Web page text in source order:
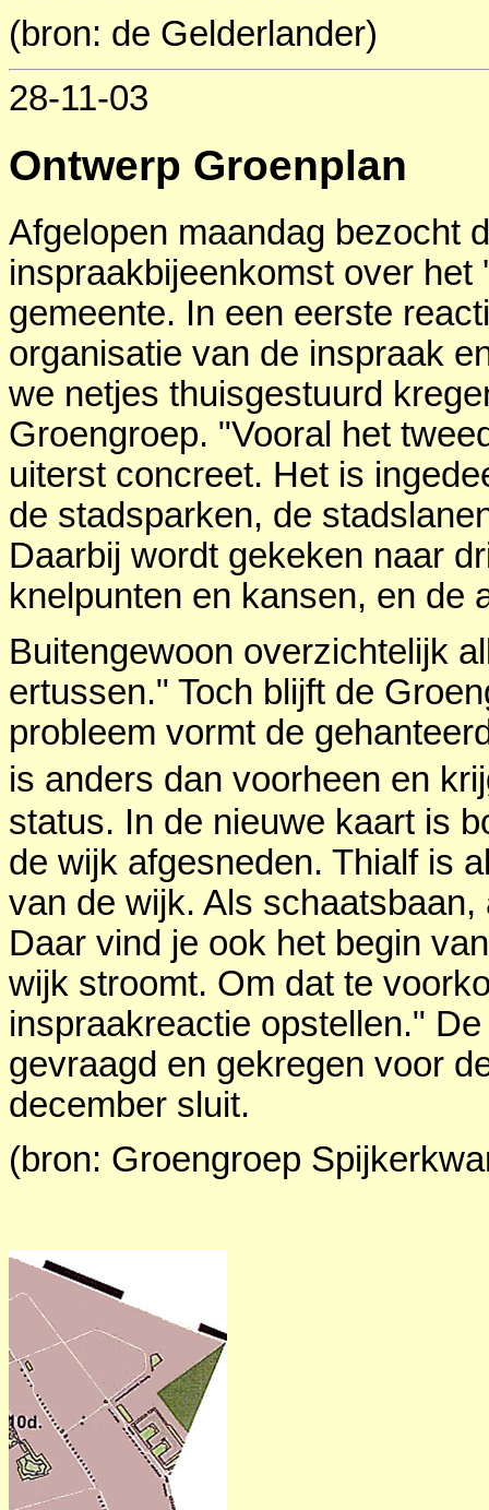
(bron: de Gelderlander)
28-11-03
Ontwerp Groenplan
Afgelopen maandag bezocht
inspraakbijeenkomst over
gemeente. In een eerste
organisatie van de inspraak
we netjes thuisgestuurd
Groengroep. "Vooral het
uiterst concreet. Het is
de stadsparken, de
Daarbij wordt gekeken naar
knelpunten en kansen, en de
Buitengewoon overzichtelijk
ertussen." Toch blijft de
probleem vormt de
is anders dan voorheen en
status. In de nieuwe kaart is
de wijk afgesneden. Thialf is
van de wijk. Als
Daar vind je ook het begin
wijk stroomt. Om dat te
inspraakreactie opstellen."
gevraagd en gekregen voor
december sluit.
(bron: Groengroep